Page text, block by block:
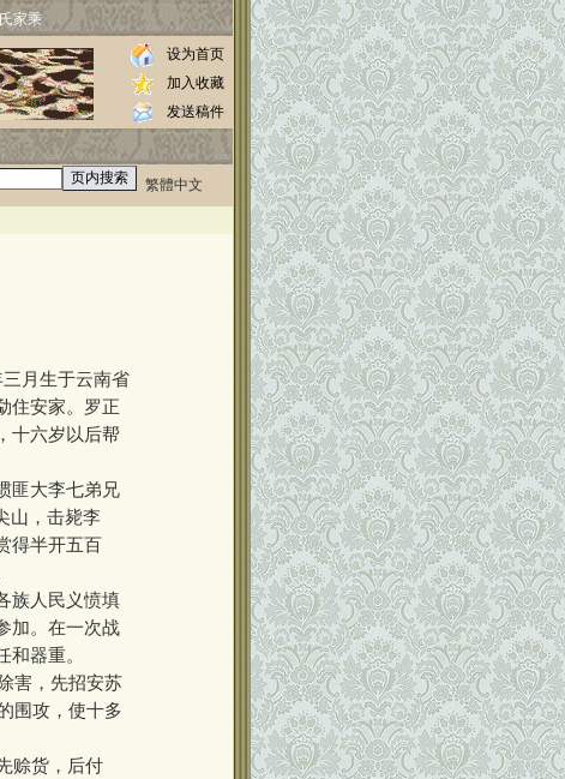
家乘
设为首页
加入收藏
发送稿件
繁體中文
月生于云南省
住安家。罗正
十六岁以后帮
匪大李七弟兄
山，击毙李
得半开五百
族人民义愤填
加。在一次战
器重。
害，先招安苏
围攻，使十多
赊货，后付